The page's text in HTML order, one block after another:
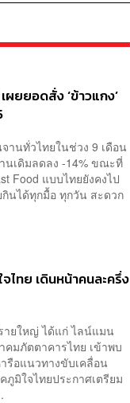
ผยยอดสั่ง ‘ข้าวแกง’
จานทั่วไทยในช่วง 9 เดือน
นเดิมลดลง -14% ขณะที่
Food แบบไทยยังคงไป
กินได้ทุกมื้อ ทุกวัน สะดวก
ไทย เดินหน้าคนละครึ่ง
ายใหญ่ ได้แก่ ไลน์แมน
มภัตตาคารไทย เข้าพบ
รือแนวทางขับเคลื่อน
ภูมิใจไทยประกาศเตรียม